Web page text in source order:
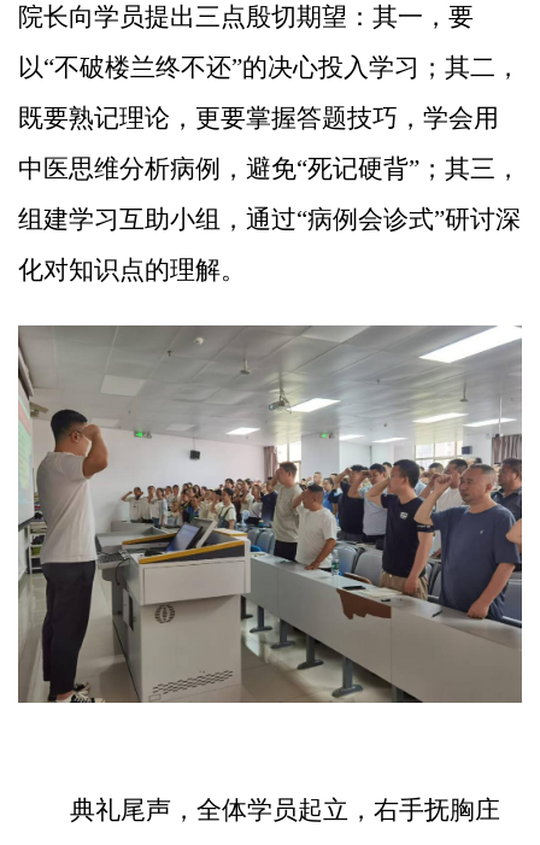
院长向学员提出三点殷切期望：其一，要
以“不破楼兰终不还”的决心投入学习；其二，
既要熟记理论，更要掌握答题技巧，学会用
中医思维分析病例，避免“死记硬背”；其三，
组建学习互助小组，通过“病例会诊式”研讨深
化对知识点的理解。
典礼尾声，全体学员起立，右手抚胸庄